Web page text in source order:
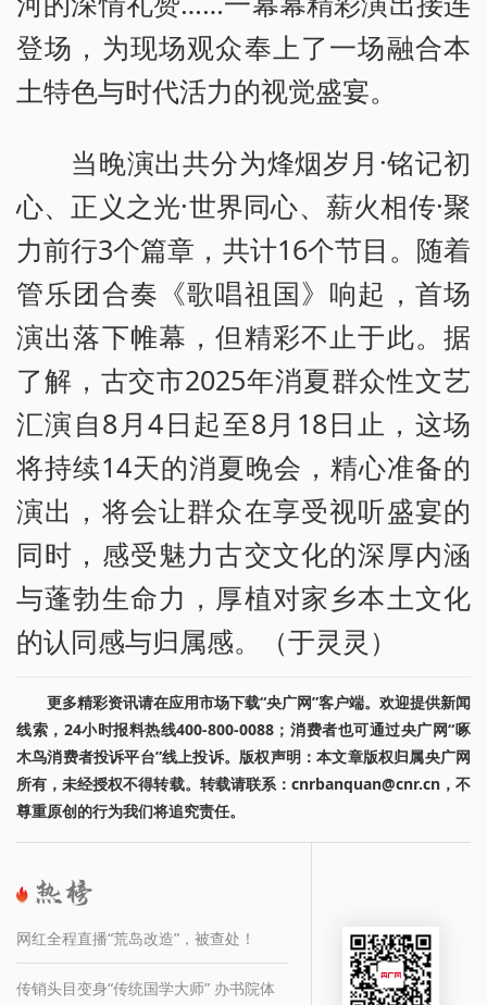
登场，为现场观众奉上了一场融合本
土特色与时代活力的视觉盛宴。
当晚演出共分为烽烟岁月·铭记初
心、正义之光·世界同心、薪火相传·聚
力前行3个篇章，共计16个节目。随着
管乐团合奏《歌唱祖国》响起，首场
演出落下帷幕，但精彩不止于此。据
了解，古交市2025年消夏群众性文艺
汇演自8月4日起至8月18日止，这场
将持续14天的消夏晚会，精心准备的
演出，将会让群众在享受视听盛宴的
同时，感受魅力古交文化的深厚内涵
与蓬勃生命力，厚植对家乡本土文化
的认同感与归属感。（于灵灵）
更多精彩资讯请在应用市场下载“央广网”客户端。欢迎提供新闻
线索，24小时报料热线400-800-0088；消费者也可通过央广网“啄
木鸟消费者投诉平台”线上投诉。版权声明：本文章版权归属央广网
所有，未经授权不得转载。转载请联系：cnrbanquan@cnr.cn，不
尊重原创的行为我们将追究责任。
网红全程直播“荒岛改造”，被查处！
传销头目变身“传统国学大师” 办书院体